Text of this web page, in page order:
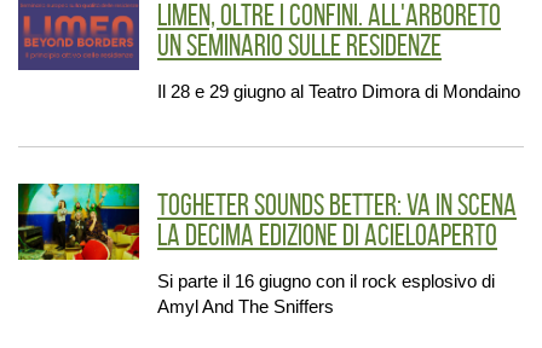
Limen, oltre i confini. All'Arboreto
un seminario sulle Residenze
Il 28 e 29 giugno al Teatro Dimora di Mondaino
Togheter Sounds Better: va in scena
la decima edizione di acieloaperto
Si parte il 16 giugno con il rock esplosivo di
Amyl And The Sniffers